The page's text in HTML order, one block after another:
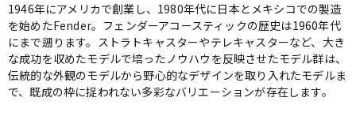
エレキギター アコギ/エレアコ
ベース ウクレレ
1946年にアメリカで創業し、1980年代に日本とメキシコでの製造
を始めたFender。フェンダーアコースティックの歴史は1960年代
にまで遡ります。ストラトキャスターやテレキャスターなど、大き
な成功を収めたモデルで培ったノウハウを反映させたモデル群は、
伝統的な外観のモデルから野心的なデザインを取り入れたモデルま
で、既成の枠に捉われない多彩なバリエーションが存在します。